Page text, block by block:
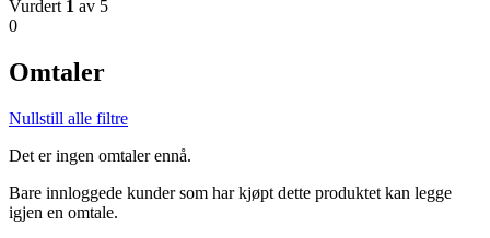
Vurdert 1 av 5
0
Omtaler
Nullstill alle filtre
Det er ingen omtaler ennå.
Bare innloggede kunder som har kjøpt dette produktet kan legge
igjen en omtale.